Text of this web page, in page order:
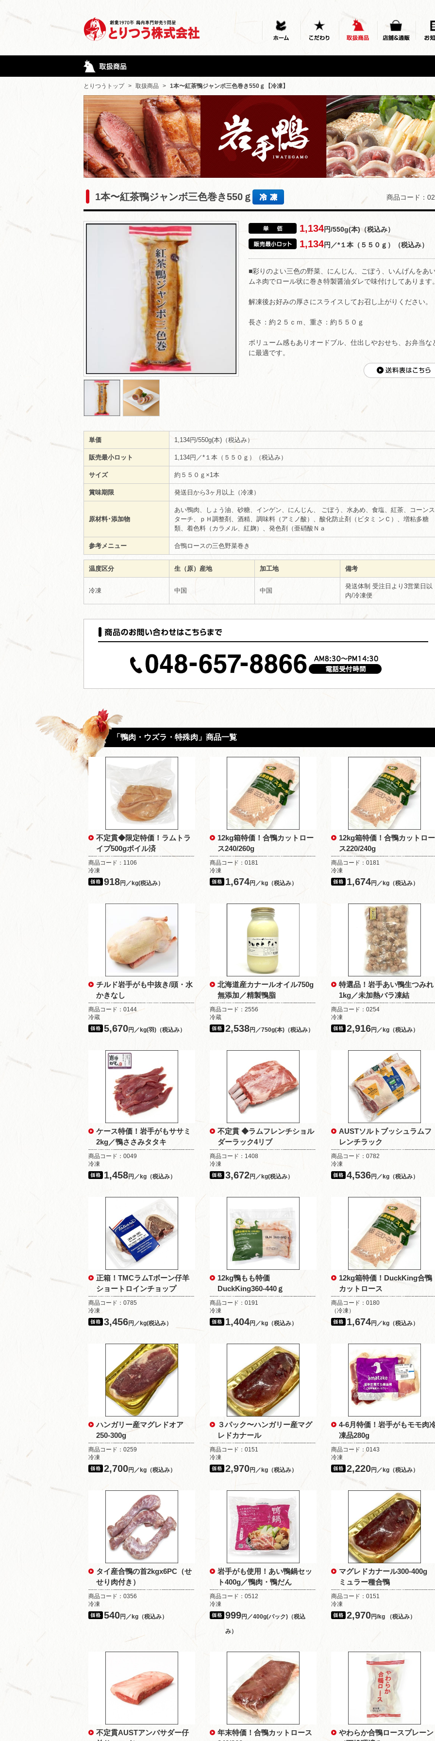
とりつうトップ > 取扱商品 > 1本〜紅茶鴨ジャンボ三色巻き550ｇ【冷凍】
1本〜紅茶鴨ジャンボ三色巻き550ｇ 商品コード：
1,134円/550g(本)（税込み）
1,134円／*１本（５５０ｇ）（税込み）
■彩りのよい三色の野菜、にんじん、ごぼう、いんげんをあ
ムネ肉でロール状に巻き特製醤油ダレで味付けしてあります
解凍後お好みの厚さにスライスしてお召し上がりください。
長さ：約２５ｃｍ、重さ：約５５０ｇ
ボリューム感もありオードブル、仕出しやおせち、お弁当な
に最適です。
単価 1,134円/550g(本)（税込み）
販売最小ロット 1,134円／*１本（５５０ｇ）（税込み）
サイズ 約５５０ｇ×1本
賞味期限 発送日から3ヶ月以上（冷凍）
原材料･添加物
あい鴨肉、しょう油、砂糖、インゲン、にんじん、 ごぼう、水あめ、食塩、紅茶、コーンス
ターチ、ｐＨ調整剤、酒精、調味料（アミノ酸）、酸化防止剤（ビタミ ンＣ）、増粘多糖
類、着色料（カラメル、紅麹）、発色剤（亜硝酸Ｎａ
参考メニュー 合鴨ロースの三色野菜巻き
温度区分 生（原）産地 加工地 備考
冷凍 中国 中国
発送体制 受注日より3営業日以
内/冷凍便
「鴨肉・ウズラ・特殊肉」商品一覧
不定貫◆限定特価！ラムトラ
イプ500gボイル済
商品コード：1106
冷凍
918円／kg(税込み）
12kg箱特価！合鴨カットロー
ス240/260g
商品コード：0181
冷凍
1,674円／kg（税込み）
12kg箱特価！合鴨カットロー
ス220/240g
商品コード：0181
冷凍
1,674円／kg（税込み）
チルド岩手がも中抜き/頭・水
かきなし
商品コード：0144
冷蔵
5,670円／kg(羽)（税込み）
北海道産カナールオイル750g
無添加／精製鴨脂
商品コード：2556
冷蔵
2,538円／750g(本)（税込み）
特選品！岩手あい鴨生つみれ
1kg／未加熱バラ凍結
商品コード：0254
冷凍
2,916円／kg（税込み）
ケース特価！岩手がもササミ
2kg／鴨ささみタタキ
商品コード：0049
冷凍
1,458円／kg（税込み）
不定貫 ◆ラムフレンチショル
ダーラック4リブ
商品コード：1408
冷凍
3,672円／kg(税込み）
AUSTソルトブッシュラムフ
レンチラック
商品コード：0782
冷凍
4,536円／kg（税込み）
正箱！TMCラムTボーン仔羊
ショートロインチョップ
商品コード：0785
冷凍
3,456円／kg(税込み）
12kg鴨もも特価
DuckKing360-440ｇ
商品コード：0191
冷凍
1,404円／kg（税込み）
12kg箱特価！DuckKing合鴨
カットロース
商品コード：0180
（冷凍）
1,674円／kg（税込み）
ハンガリー産マグレドオア
250-300g
商品コード：0259
冷凍
2,700円／kg（税込み）
３パック〜ハンガリー産マグ
レドカナール
商品コード：0151
冷凍
2,970円／kg（税込み）
4-6月特価！岩手がもモモ肉
凍品280g
商品コード：0143
冷凍
2,220円／kg（税込み）
タイ産合鴨の首2kgx6PC（せ
せり肉付き）
商品コード：0356
冷凍
540円／kg（税込み）
岩手がも使用！あい鴨鍋セッ
ト400g／鴨肉・鴨だん
商品コード：0512
冷凍
999円／400g(パック)（税込
み）
マグレドカナール300-400g
ミュラー種合鴨
商品コード：0151
冷凍
2,970円/kg （税込み）
不定貫AUSTアンバサダー仔
年末特価！合鴨カットロース
やわらか合鴨ロースプレーン